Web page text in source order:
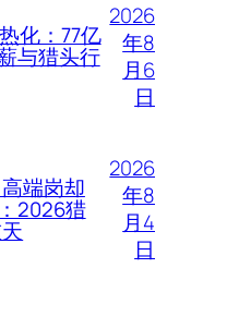
化：77亿
与猎头行
2026
年8
月6
日
端岗却
2026猎
2026
年8
月4
日